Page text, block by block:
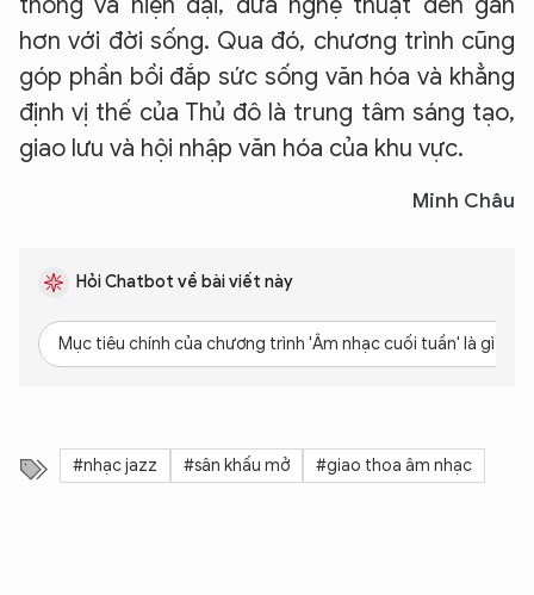
hơn với đời sống. Qua đó, chương trình cũng
góp phần bồi đắp sức sống văn hóa và khẳng
định vị thế của Thủ đô là trung tâm sáng tạo,
giao lưu và hội nhập văn hóa của khu vực.
Minh Châu
Hỏi Chatbot về bài viết này
Mục tiêu chính của chương trình 'Âm nhạc cuối tuần' là gì?
#nhạc jazz #sân khấu mở #giao thoa âm nhạc